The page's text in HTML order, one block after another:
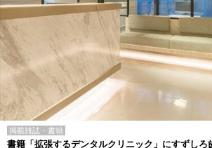
掲載雑誌・書籍
書籍「拡張するデンタルクリニック」にすずしろ